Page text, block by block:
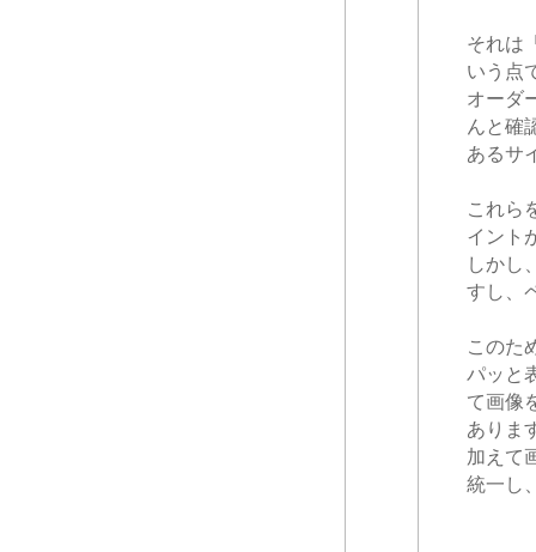
それは
いう点
オーダ
んと確
あるサ
これら
イント
しかし
すし、
このた
パッと
て画像
ありま
加えて
統一し